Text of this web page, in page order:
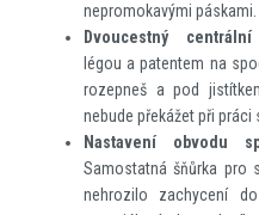
nepromokavými páskami.
Dvoucestný centrální
légou a patentem na
rozepneš a pod
nebude překážet při práci
Nastavení obvodu
Samostatná šňůrka pro
nehrozilo zachycení